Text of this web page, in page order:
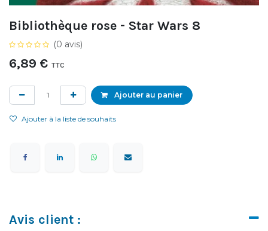
Bibliothèque rose - Star Wars 8
(0 avis)
6,89 € TTC
Ajouter au panier
Ajouter à la liste de souhaits
Avis client :